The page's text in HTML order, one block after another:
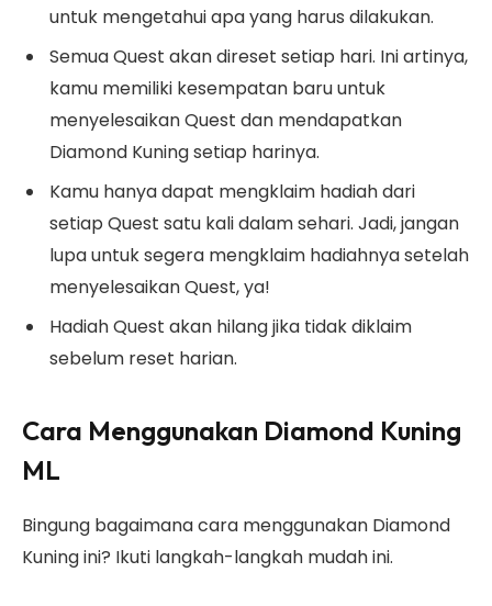
untuk mengetahui apa yang harus dilakukan.
Semua Quest akan direset setiap hari. Ini artinya,
kamu memiliki kesempatan baru untuk
menyelesaikan Quest dan mendapatkan
Diamond Kuning setiap harinya.
Kamu hanya dapat mengklaim hadiah dari
setiap Quest satu kali dalam sehari. Jadi, jangan
lupa untuk segera mengklaim hadiahnya setelah
menyelesaikan Quest, ya!
Hadiah Quest akan hilang jika tidak diklaim
sebelum reset harian.
Cara Menggunakan Diamond Kuning
ML
Bingung bagaimana cara menggunakan Diamond
Kuning ini? Ikuti langkah-langkah mudah ini.